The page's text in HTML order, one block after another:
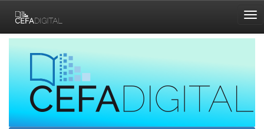
navigation